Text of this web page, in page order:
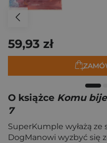
59,93 zł
O książce Komu
7
SuperKumple wyłażą ze
DogManowi wyzbyć się